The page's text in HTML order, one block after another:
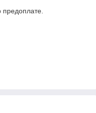
предоплате.